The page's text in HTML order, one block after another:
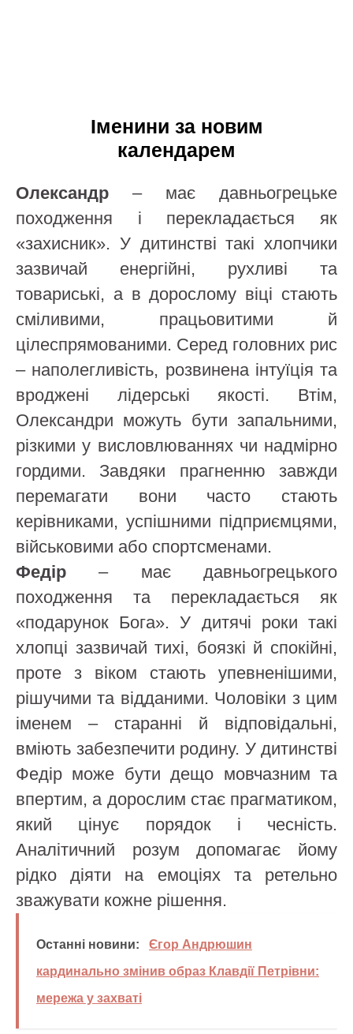
Іменини за новим
календарем
Олександр – має давньогрецьке
походження і перекладається як
«захисник». У дитинстві такі хлопчики
зазвичай енергійні, рухливі та
товариські, а в дорослому віці стають
сміливими, працьовитими й
цілеспрямованими. Серед головних рис
– наполегливість, розвинена інтуїція та
вроджені лідерські якості. Втім,
Олександри можуть бути запальними,
різкими у висловлюваннях чи надмірно
гордими. Завдяки прагненню завжди
перемагати вони часто стають
керівниками, успішними підприємцями,
військовими або спортсменами.
Федір – має давньогрецького
походження та перекладається як
«подарунок Бога». У дитячі роки такі
хлопці зазвичай тихі, боязкі й спокійні,
проте з віком стають упевненішими,
рішучими та відданими. Чоловіки з цим
іменем – старанні й відповідальні,
вміють забезпечити родину. У дитинстві
Федір може бути дещо мовчазним та
впертим, а дорослим стає прагматиком,
який цінує порядок і чесність.
Аналітичний розум допомагає йому
рідко діяти на емоціях та ретельно
зважувати кожне рішення.
Останні новини:
Єгор Андрюшин
кардинально змінив образ Клавдії Петрівни:
мережа у захваті